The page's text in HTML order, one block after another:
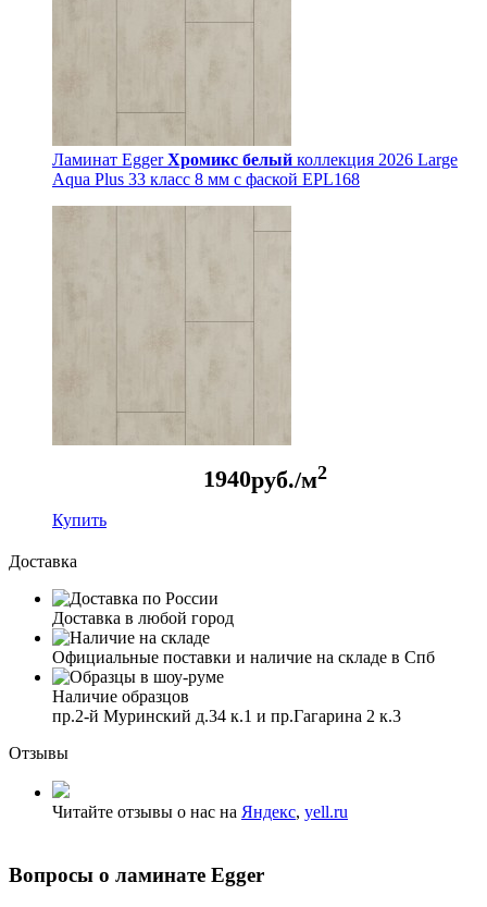
Ламинат EggerХромикс белый коллекция 2026 Large
Aqua Plus 33 класс 8 мм с фаской EPL168
1940руб./м2
Купить
Доставка
Доставка в любой город
Официальные поставки и наличие на складе в Спб
Наличие образцов
пр.2-й Муринский д.34 к.1 и пр.Гагарина 2 к.3
Отзывы
Читайте отзывы о нас на Яндекс, yell.ru
Вопросы о ламинате Egger